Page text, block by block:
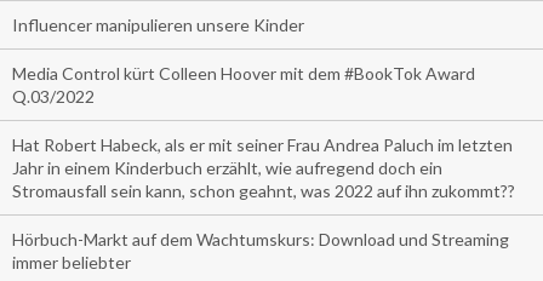
Influencer manipulieren unsere Kinder
Media Control kürt Colleen Hoover mit dem #BookTok Award
Q.03/2022
Hat Robert Habeck, als er mit seiner Frau Andrea Paluch im letzten
Jahr in einem Kinderbuch erzählt, wie aufregend doch ein
Stromausfall sein kann, schon geahnt, was 2022 auf ihn zukommt??
Hörbuch-Markt auf dem Wachtumskurs: Download und Streaming
immer beliebter